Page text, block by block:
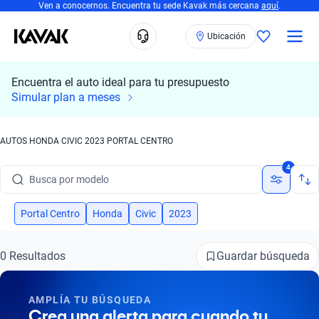
Ven a conocernos. Encuentra tu sede Kavak más cercana aquí.
Ubicación
Encuentra el auto ideal para tu presupuesto
Simular plan a meses
AUTOS HONDA CIVIC 2023 PORTAL CENTRO
Busca por modelo
Busca por versión
Busca por marca
Busca por modelo
4
Portal Centro Honda Civic 2023
0 Resultados Guardar búsqueda
AMPLÍA TU BÚSQUEDA